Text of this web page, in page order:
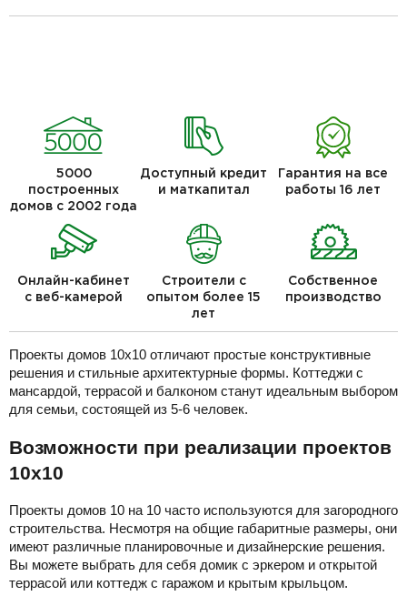
5000
построенных
домов с 2002 года
Доступный кредит
и маткапитал
Гарантия на все
работы 16 лет
Онлайн-кабинет
с веб-камерой
Строители с
опытом более 15
лет
Собственное
производство
Проекты домов 10х10 отличают простые конструктивные
решения и стильные архитектурные формы. Коттеджи с
мансардой, террасой и балконом станут идеальным выбором
для семьи, состоящей из 5-6 человек.
Возможности при реализации проектов
10х10
Проекты домов 10 на 10 часто используются для загородного
строительства. Несмотря на общие габаритные размеры, они
имеют различные планировочные и дизайнерские решения.
Вы можете выбрать для себя домик с эркером и открытой
террасой или коттедж с гаражом и крытым крыльцом.